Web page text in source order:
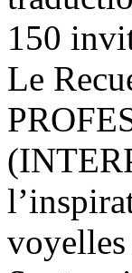
150
Le